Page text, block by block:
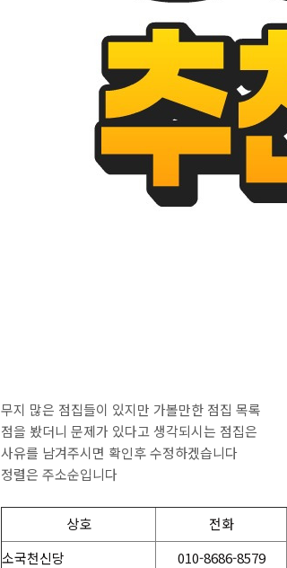
무지 많은 점집들이 있지만 가볼만한 점집 목록
점을 봤더니 문제가 있다고 생각되시는 점집은
사유를 남겨주시면 확인후 수정하겠습니다
정렬은 주소순입니다
상호 전화
소국천신당
010-8686-8579